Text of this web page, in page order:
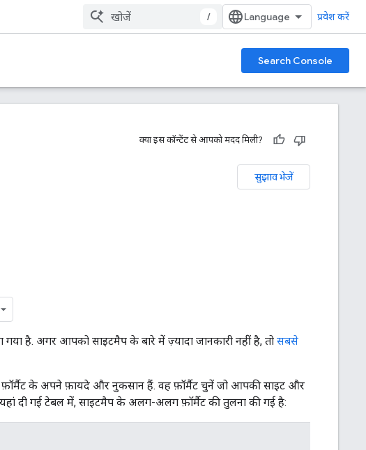
/ प्रवेश करें
Search Console
क्या इस कॉन्टेंट से आपको मदद मिली?
सुझाव भेजें
है. अगर आपको साइटमैप के बारे में ज़्यादा जानकारी नहीं है, तो सबसे
फ़ॉर्मैट के अपने फ़ायदे और नुकसान हैं. वह फ़ॉर्मैट चुनें जो आपकी साइट और
दी गई टेबल में, साइटमैप के अलग-अलग फ़ॉर्मैट की तुलना की गई है: